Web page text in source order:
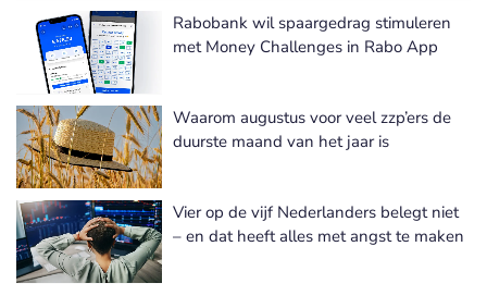
Rabobank wil spaargedrag stimuleren
met Money Challenges in Rabo App
Waarom augustus voor veel zzp’ers de
duurste maand van het jaar is
Vier op de vijf Nederlanders belegt niet
– en dat heeft alles met angst te maken